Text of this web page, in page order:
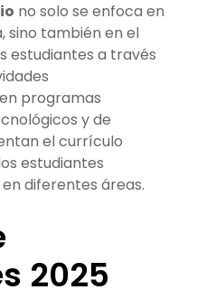
no solo se enfoca en
sino también en el
estudiantes a través
programas
y de
el currículo
estudiantes
diferentes áreas.
2025